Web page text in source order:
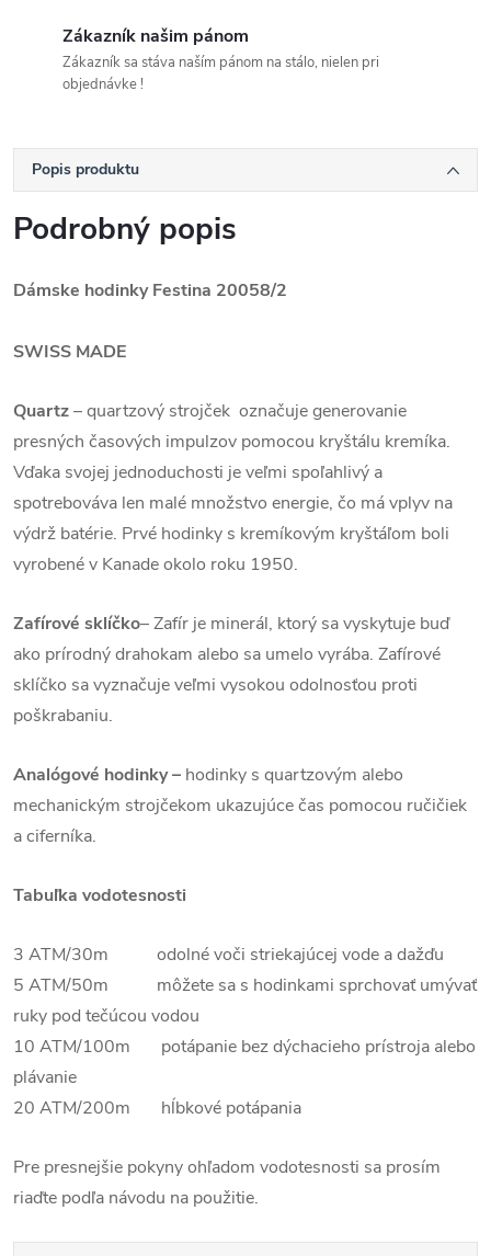
Zákazník našim pánom
Zákazník sa stáva naším pánom na stálo, nielen pri
objednávke !
Popis produktu
Podrobný popis
Dámske hodinky Festina 20058/2
SWISS MADE
Quartz– quartzový strojček označuje generovanie
presných časových impulzov pomocou kryštálu kremíka.
Vďaka svojej jednoduchosti je veľmi spoľahlivý a
spotrebováva len malé množstvo energie, čo má vplyv na
výdrž batérie. Prvé hodinky s kremíkovým kryštáľom boli
vyrobené v Kanade okolo roku 1950.
Zafírové sklíčko– Zafír je minerál, ktorý sa vyskytuje buď
ako prírodný drahokam alebo sa umelo vyrába. Zafírové
sklíčko sa vyznačuje veľmi vysokou odolnosťou proti
poškrabaniu.
Analógové hodinky – hodinky s quartzovým alebo
mechanickým strojčekom ukazujúce čas pomocou ručičiek
a ciferníka.
Tabuľka vodotesnosti
3 ATM/30m odolné voči striekajúcej vode a dažďu
5 ATM/50m môžete sa s hodinkami sprchovať umývať
ruky pod tečúcou vodou
10 ATM/100m potápanie bez dýchacieho prístroja alebo
plávanie
20 ATM/200m hĺbkové potápania
Pre presnejšie pokyny ohľadom vodotesnosti sa prosím
riaďte podľa návodu na použitie.